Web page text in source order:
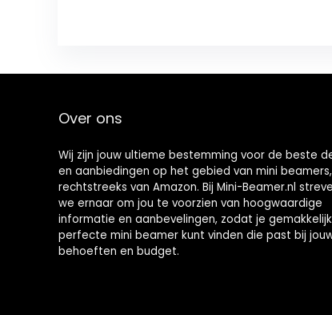
Over ons
Wij zijn jouw ultieme bestemming voor de beste
en aanbiedingen op het gebied van mini beamers,
rechtstreeks van Amazon. Bij Mini-Beamer.nl
we ernaar om jou te voorzien van hoogwaardige
informatie en aanbevelingen, zodat je
perfecte mini beamer kunt vinden die past bij
behoeften en budget.